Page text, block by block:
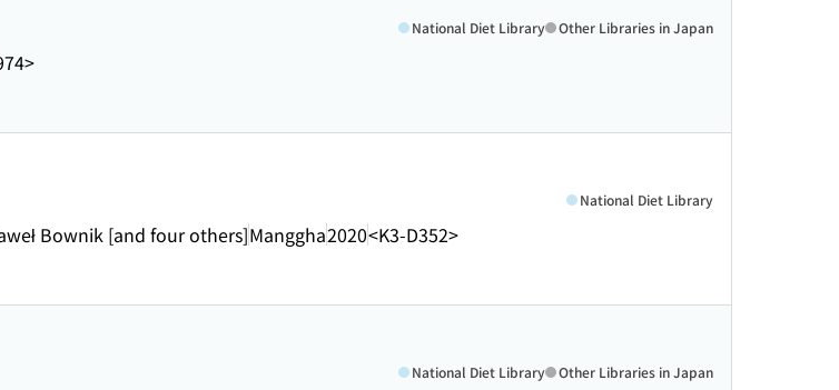
National Diet Library Other Libraries in Japan
Bownik [and four others]Manggha2020<K3-D352>
National Diet Library
National Diet Library Other Libraries in Japan